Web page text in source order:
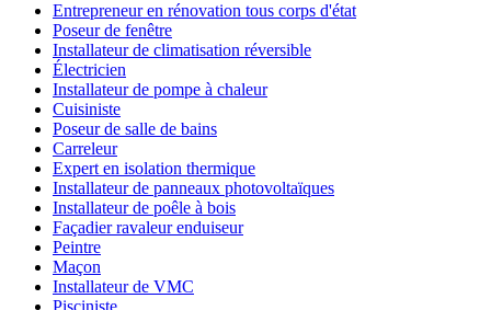
Entrepreneur en rénovation tous corps d'état
Poseur de fenêtre
Installateur de climatisation réversible
Électricien
Installateur de pompe à chaleur
Cuisiniste
Poseur de salle de bains
Carreleur
Expert en isolation thermique
Installateur de panneaux photovoltaïques
Installateur de poêle à bois
Façadier ravaleur enduiseur
Peintre
Maçon
Installateur de VMC
Pisciniste